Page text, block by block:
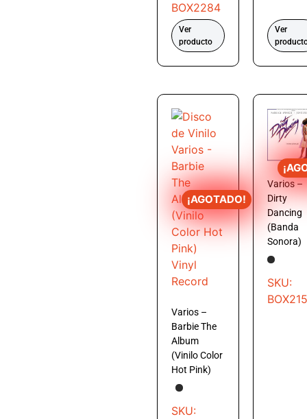
BOX2284
Ver
producto
Ver
¡AGOTADO!
Varios –
Barbie The
Album
(Vinilo Color
Hot Pink)
SKU:
Varios –
Dirty
Dancing
(Banda
Sonora)
SKU: